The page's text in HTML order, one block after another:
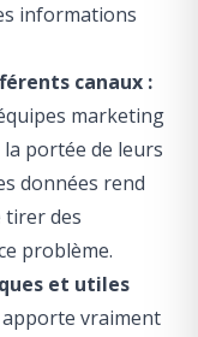
informations
canaux :
marketing
portée de leurs
données rend
tirer des
problème.
et utiles
vraiment